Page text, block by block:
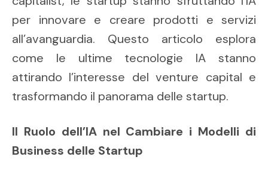
per innovare e creare prodotti e servizi
all’avanguardia. Questo articolo esplora
come le ultime tecnologie IA stanno
attirando l’interesse del venture capital e
trasformando il panorama delle startup.
Il Ruolo dell’IA nel Cambiare i Modelli di
Business delle Startup